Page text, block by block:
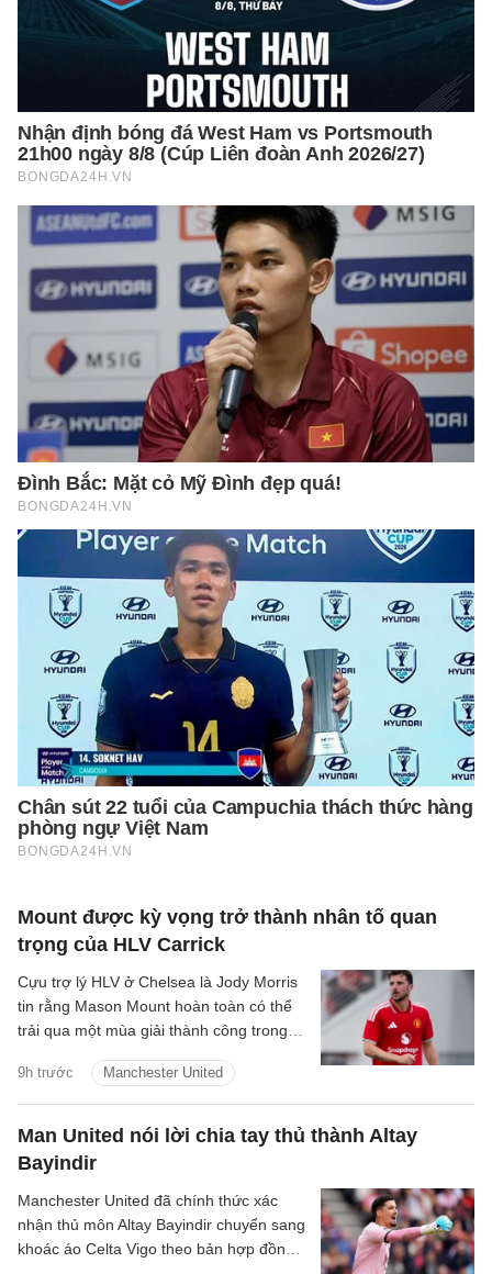
Mount được kỳ vọng trở thành nhân tố quan
trọng của HLV Carrick
9h trước Manchester United
Cựu trợ lý HLV ở Chelsea là Jody Morris
tin rằng Mason Mount hoàn toàn có thể
trải qua một mùa giải thành công trong
những nhân tố quan trọng dưới thời HLV
Michael Carrick.
Man United nói lời chia tay thủ thành Altay
Bayindir
Manchester United đã chính thức xác
nhận thủ môn Altay Bayindir chuyển sang
khoác áo Celta Vigo theo bản hợp đồng